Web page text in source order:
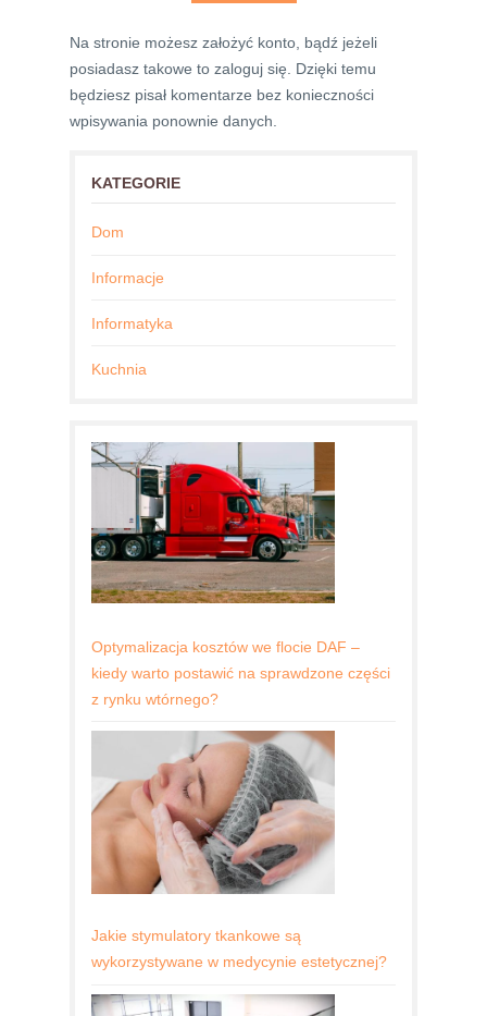
Na stronie możesz założyć konto, bądź jeżeli
posiadasz takowe to zaloguj się. Dzięki temu
będziesz pisał komentarze bez konieczności
wpisywania ponownie danych.
KATEGORIE
Dom
Informacje
Informatyka
Kuchnia
Optymalizacja kosztów we flocie DAF –
kiedy warto postawić na sprawdzone części
z rynku wtórnego?
Jakie stymulatory tkankowe są
wykorzystywane w medycynie estetycznej?